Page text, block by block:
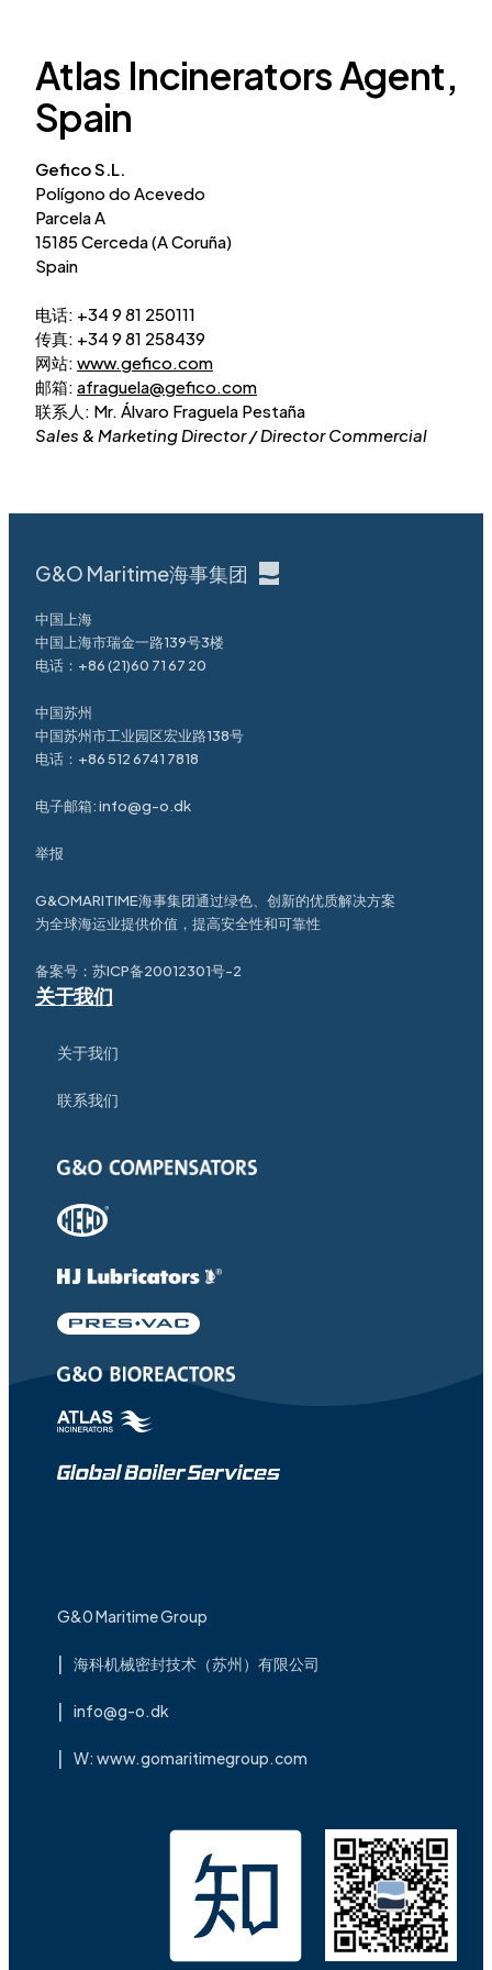
Atlas Incinerators Agent,
Spain
Gefico S.L.
Polígono do Acevedo
Parcela A
15185 Cerceda (A Coruña)
Spain
电话: +34 9 81 250111
传真: +34 9 81 258439
网站: www.gefico.com
邮箱: afraguela@gefico.com
联系人: Mr. Álvaro Fraguela Pestaña
Sales & Marketing Director / Director Commercial
G&O Maritime海事集团
中国上海
中国上海市瑞金一路139号3楼
电话： +86 (21)60 71 67 20
中国苏州
中国苏州市工业园区宏业路138号
电话： +86 512 6741 7818
电子邮箱:info@g-o.dk
举报
G&OMARITIME海事集团通过绿色、创新的优质解决方案
为全球海运业提供价值，提高安全性和可靠性
备案号： 苏ICP备20012301号-2
关于我们
关于我们
联系我们
G&0 Maritime Group
海科机械密封技术（苏州）有限公司
info@g-o.dk
W: www.gomaritimegroup.com